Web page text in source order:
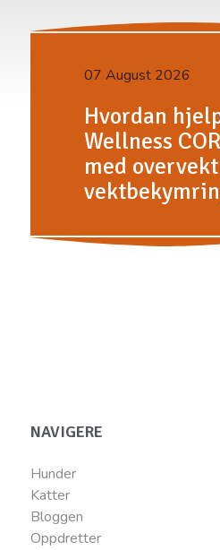
07 August 2026
Hvordan
Wellness
med
NAVIGERE
Hunder
Katter
Bloggen
Oppdretter